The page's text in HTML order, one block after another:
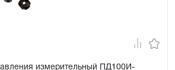
измерительный ПД100И-